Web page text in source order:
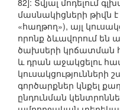
82]: Տվյալ մոդելում
մասնակիցների թիվն
«հաղթող»), այլ
որոնք ձևավորում են
ծախսերի կրճատման
և դրան աջակցելու
կուսակցությունների
գործարքներ կնքել
ընդունման